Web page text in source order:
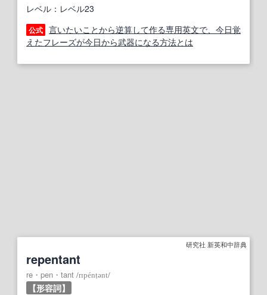
レベル：レベル23
公式 言いたいことから逆算して作る専用英文で、今日覚
えたフレーズが今日から武器になる方法とは
研究社 新英和中辞典
repentant
re・pen・tant /rɪpénṭənt/
【形容詞】